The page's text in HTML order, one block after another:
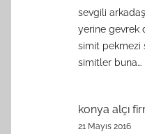
sevgili
yerine gevrek
simit pekmezi
simitler buna…
konya alçı
21 Mayıs 2016